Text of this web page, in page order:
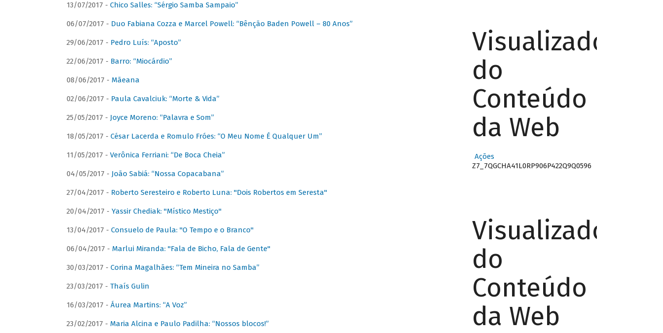
13/07/2017 - Chico Salles: “Sérgio Samba Sampaio”
06/07/2017 - Duo Fabiana Cozza e Marcel Powell: “Bênção Baden Powell – 80 Anos”
29/06/2017 - Pedro Luís: “Aposto”
22/06/2017 - Barro: “Miocárdio”
08/06/2017 - Mãeana
02/06/2017 - Paula Cavalciuk: “Morte & Vida”
25/05/2017 - Joyce Moreno: “Palavra e Som”
18/05/2017 - César Lacerda e Romulo Fróes: “O Meu Nome É Qualquer Um”
11/05/2017 - Verônica Ferriani: “De Boca Cheia”
04/05/2017 - João Sabiá: “Nossa Copacabana”
27/04/2017 - Roberto Seresteiro e Roberto Luna: "Dois Robertos em Seresta"
20/04/2017 - Yassir Chediak: "Místico Mestiço"
13/04/2017 - Consuelo de Paula: "O Tempo e o Branco"
06/04/2017 - Marlui Miranda: "Fala de Bicho, Fala de Gente"
30/03/2017 - Corina Magalhães: “Tem Mineira no Samba”
23/03/2017 - Thaís Gulin
16/03/2017 - Áurea Martins: “A Voz”
23/02/2017 - Maria Alcina e Paulo Padilha: “Nossos blocos!”
Visualizador
do
Conteúdo
da Web
Ações
Z7_7QGCHA41L0RP906P422Q9Q0596
Visualizador
do
Conteúdo
da Web